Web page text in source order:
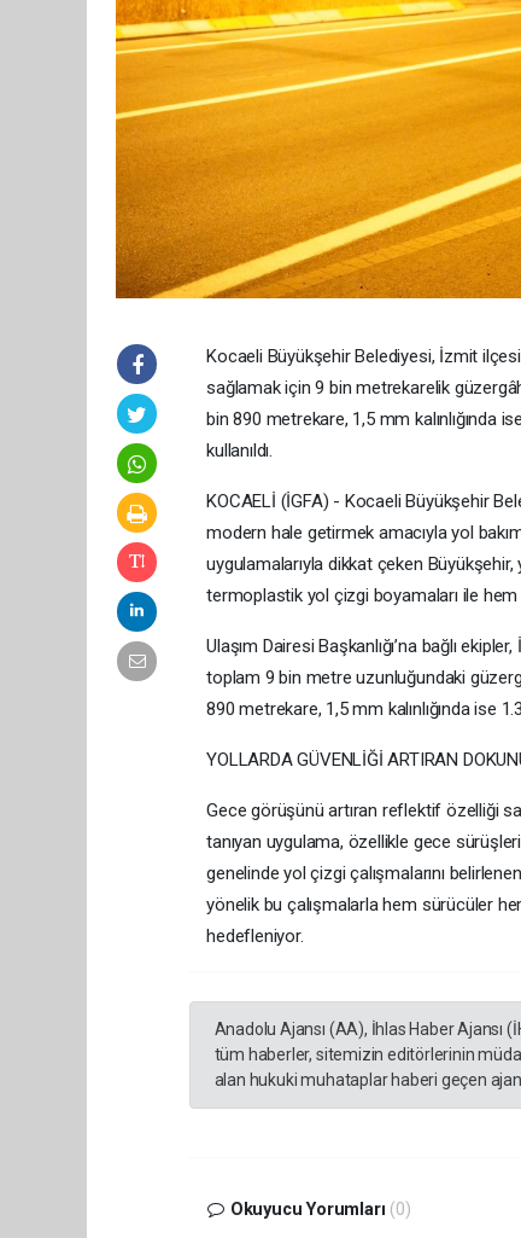
Kocaeli Büyükşehir Belediyesi, İzmit
sağlamak için 9 bin metrekarelik
bin 890 metrekare, 1,5 mm kalınlığında
kullanıldı.
KOCAELİ (İGFA) - Kocaeli Büyükşehir
modern hale getirmek amacıyla yol
uygulamalarıyla dikkat çeken
termoplastik yol çizgi boyamaları ile
Ulaşım Dairesi Başkanlığı’na bağlı
toplam 9 bin metre uzunluğundaki
890 metrekare, 1,5 mm kalınlığında ise
YOLLARDA GÜVENLİĞİ ARTIRAN
Gece görüşünü artıran reflektif özelliği
tanıyan uygulama, özellikle gece
genelinde yol çizgi çalışmalarını
yönelik bu çalışmalarla hem sürücüler
hedefleniyor.
Anadolu Ajansı (AA), İhlas Haber Ajansı
tüm haberler, sitemizin editörlerinin
alan hukuki muhataplar haberi geçen
Okuyucu Yorumları (0)